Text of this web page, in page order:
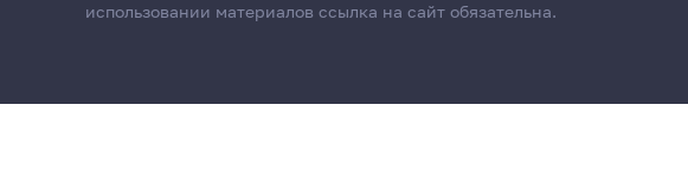
использовании материалов ссылка на сайт обязательна.